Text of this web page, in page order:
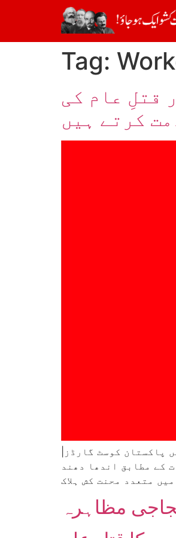
Tag:
قتلِ عام کی
کرتے ہیں
کے مطابق اندھا دھند
مظاہرہ